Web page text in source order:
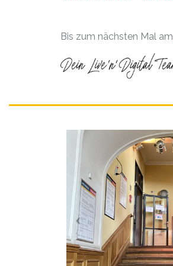
Bis zum nächsten Mal am